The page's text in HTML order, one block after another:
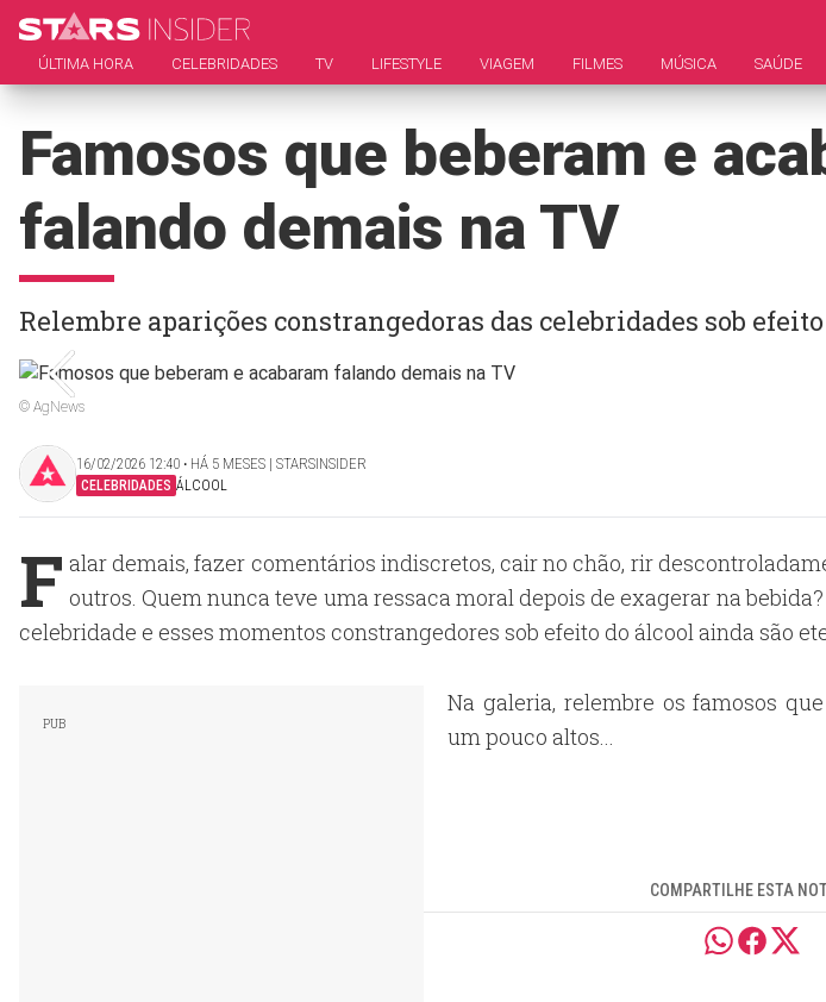
ÚLTIMA HORA CELEBRIDADES TV LIFESTYLE VIAGEM FILMES MÚSICA SAÚDE
Famosos que beberam e
falando demais na TV
Relembre aparições constrangedoras das celebridades sob
© AgNews
16/02/2026 12:40 ‧ HÁ 5 MESES | STARSINSIDER
CELEBRIDADES ÁLCOOL
F alar demais, fazer comentários indiscretos, cair no chão, rir
outros. Quem nunca teve uma ressaca moral depois de exagerar na
celebridade e esses momentos constrangedores sob efeito do álcool ainda são
Na galeria, relembre os famosos
um pouco altos...
COMPARTILHE ESTA